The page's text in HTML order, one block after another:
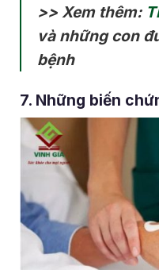
>> Xem thêm:
và những con
bệnh
7. Những biến